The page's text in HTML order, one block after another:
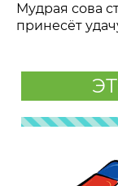
Мудрая сова
принесёт